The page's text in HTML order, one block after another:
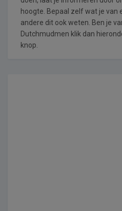
hoogte. Bepaal zelf wat je van
andere dit ook weten. Ben je
Dutchmudmen klik dan
knop.